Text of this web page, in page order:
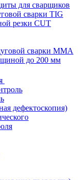
для сварщиков
сварки TIG
резки CUT
сварки MMA
до 200 мм
дефектоскопия)